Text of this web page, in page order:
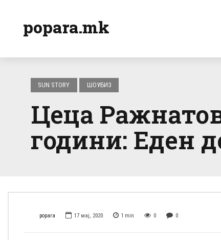
popara.mk
SUN STORY ШОУБИЗ
Цеца
години: Еден
popara 17 мај, 2020 1 min 0 0